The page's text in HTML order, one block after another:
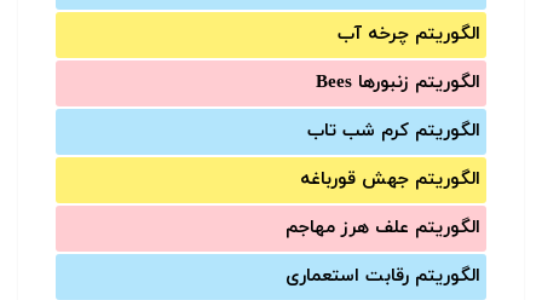
الگوریتم چرخه آب
الگوریتم زنبورها Bees
الگوریتم کرم شب تاب
الگوریتم جهش قورباغه
الگوریتم علف هرز مهاجم
الگوریتم رقابت استعماری